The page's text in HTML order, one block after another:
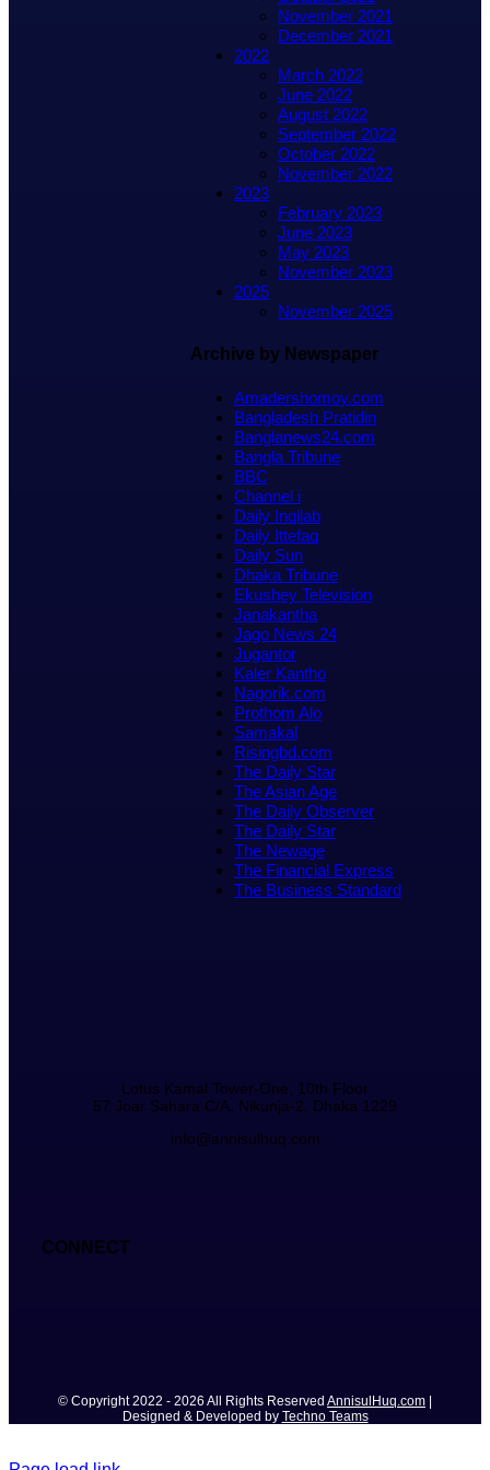
November 2021
December 2021
2022
March 2022
June 2022
August 2022
September 2022
October 2022
November 2022
2023
February 2023
June 2023
May 2023
November 2023
2025
November 2025
Archive by Newspaper
Amadershomoy.com
Bangladesh Pratidin
Banglanews24.com
Bangla Tribune
BBC
Channel i
Daily Inqilab
Daily Ittefaq
Daily Sun
Dhaka Tribune
Ekushey Television
Janakantha
Jago News 24
Jugantor
Kaler Kantho
Nagorik.com
Prothom Alo
Samakal
Risingbd.com
The Daily Star
The Asian Age
The Daily Observer
The Daily Star
The Newage
The Financial Express
The Business Standard
Lotus Kamal Tower-One, 10th Floor
57 Joar Sahara C/A, Nikunja-2, Dhaka 1229
info@annisulhuq.com
CONNECT
© Copyright 2022 - 2026 All Rights Reserved AnnisulHuq.com |
Designed & Developed by Techno Teams